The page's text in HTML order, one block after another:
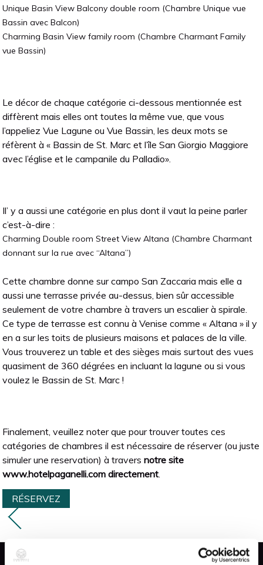
Unique Basin View Balcony double room (Chambre Unique vue
Bassin avec Balcon)
Charming Basin View family room (Chambre Charmant Family
vue Bassin)
Le décor de chaque catégorie ci-dessous mentionnée est
diffèrent mais elles ont toutes la même vue, que vous
l’appeliez Vue Lagune ou Vue Bassin, les deux mots se
réfèrent à « Bassin de St. Marc et l’île San Giorgio Maggiore
avec l’église et le campanile du Palladio».
Il’ y a aussi une catégorie en plus dont il vaut la peine parler
c’est-à-dire :
Charming Double room Street View Altana (Chambre Charmant
donnant sur la rue avec “Altana”)
Cette chambre donne sur campo San Zaccaria mais elle a
aussi une terrasse privée au-dessus, bien sûr accessible
seulement de votre chambre à travers un escalier à spirale.
Ce type de terrasse est connu à Venise comme « Altana » il y
en a sur les toits de plusieurs maisons et palaces de la ville.
Vous trouverez un table et des sièges mais surtout des vues
quasiment de 360 dégrées en incluant la lagune ou si vous
voulez le Bassin de St. Marc !
Finalement, veuillez noter que pour trouver toutes ces
catégories de chambres il est nécessaire de réserver (ou juste
simuler une reservation) à traversnotre site
www.hotelpaganelli.com directement.
RÉSERVEZ